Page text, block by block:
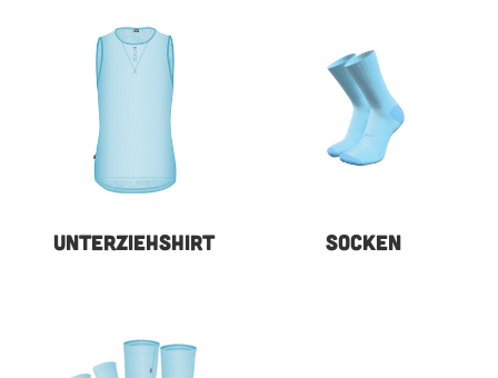
UNTERZIEHSHIRT SOCKEN